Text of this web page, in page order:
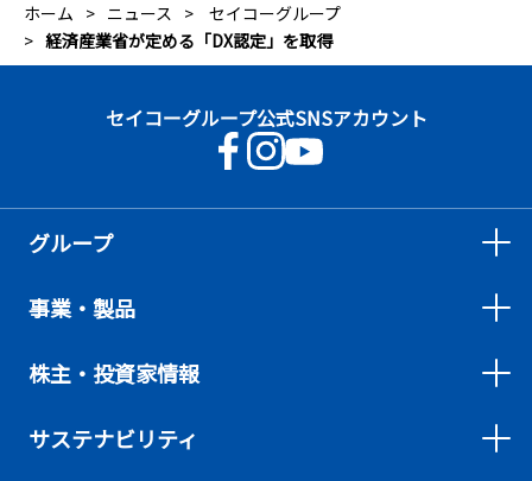
ホーム ニュース
セイコーグループ
経済産業省が定める「DX認定」を取得
セイコーグループ公式SNSアカウント
グループ
事業・製品
株主・投資家情報
サステナビリティ